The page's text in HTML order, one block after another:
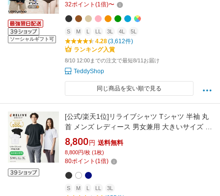
ソーシャルギフト可
UPF50+ 無地 ビスチェ風 黒 20代 30代 40代 マ
マ水着 二の腕
32ポイント (1倍)〜
S M L LL 3L 4L 5L
4.28(3,612件)
ランキング入賞
8/10 12:00までの注文で最短8/11お届け
TeddyShop
同じ商品を安い順で見る
[公式/楽天1位]リライブシャツ Tシャツ 半袖 丸
首 メンズ レディース 男女兼用 大きいサイズ ポ
リエステル リカバリーウェア リカバリーウエ
ア トレーニングウェア リカバリー スポーツ ル
ームウェア 部屋着 パジャマ 機能性Tシャツ プ
8,800 円 送料無料
8,800円/枚 (1枚)
80ポイント (1倍)
S M L LL 3L